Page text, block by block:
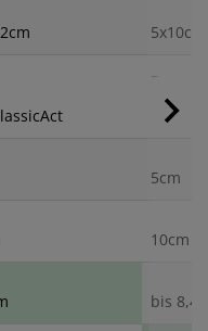
5x10cm
–
5cm
10cm
bis